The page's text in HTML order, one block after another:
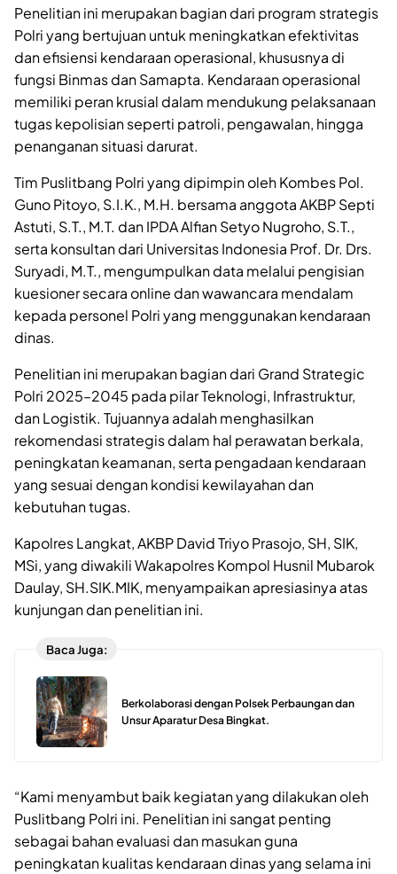
Penelitian ini merupakan bagian dari program strategis
Polri yang bertujuan untuk meningkatkan efektivitas
dan efisiensi kendaraan operasional, khususnya di
fungsi Binmas dan Samapta. Kendaraan operasional
memiliki peran krusial dalam mendukung pelaksanaan
tugas kepolisian seperti patroli, pengawalan, hingga
penanganan situasi darurat.
Tim Puslitbang Polri yang dipimpin oleh Kombes Pol.
Guno Pitoyo, S.I.K., M.H. bersama anggota AKBP Septi
Astuti, S.T., M.T. dan IPDA Alfian Setyo Nugroho, S.T.,
serta konsultan dari Universitas Indonesia Prof. Dr. Drs.
Suryadi, M.T., mengumpulkan data melalui pengisian
kuesioner secara online dan wawancara mendalam
kepada personel Polri yang menggunakan kendaraan
dinas.
Penelitian ini merupakan bagian dari Grand Strategic
Polri 2025–2045 pada pilar Teknologi, Infrastruktur,
dan Logistik. Tujuannya adalah menghasilkan
rekomendasi strategis dalam hal perawatan berkala,
peningkatan keamanan, serta pengadaan kendaraan
yang sesuai dengan kondisi kewilayahan dan
kebutuhan tugas.
Kapolres Langkat, AKBP David Triyo Prasojo, SH, SIK,
MSi, yang diwakili Wakapolres Kompol Husnil Mubarok
Daulay, SH.SIK.MIK, menyampaikan apresiasinya atas
kunjungan dan penelitian ini.
Baca Juga:
Berkolaborasi dengan Polsek Perbaungan dan
Unsur Aparatur Desa Bingkat.
“Kami menyambut baik kegiatan yang dilakukan oleh
Puslitbang Polri ini. Penelitian ini sangat penting
sebagai bahan evaluasi dan masukan guna
peningkatan kualitas kendaraan dinas yang selama ini